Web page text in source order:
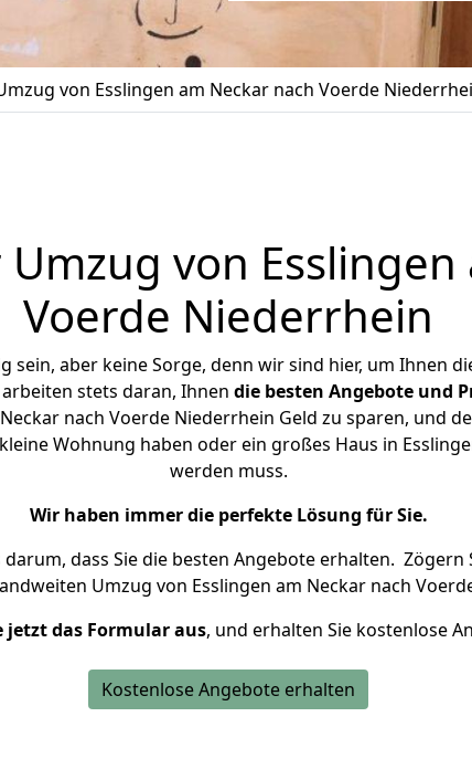
von Esslingen am Neckar nach Voerde
von Esslingen
Voerde Niederrhein
aber keine Sorge, denn wir sind hier, um Ihnen
stets daran, Ihnen die besten Angebote und
nach Voerde Niederrhein Geld zu sparen, und
Wohnung haben oder ein großes Haus in
werden muss.
Wir haben immer die perfekte Lösung für Sie.
dass Sie die besten Angebote erhalten. Zögern
Umzug von Esslingen am Neckar nach
jetzt das Formular aus, und erhalten Sie kostenlose
Kostenlose Angebote erhalten